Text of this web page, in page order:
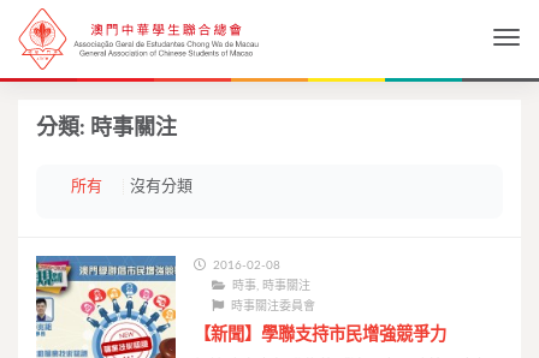
分類: 時事關注
所有 沒有分類
2016-02-08
時事, 時事關注
時事關注委員會
【新聞】學聯支持市民增強競爭力